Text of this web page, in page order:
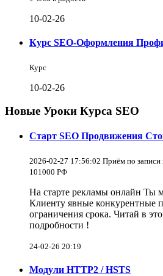
10-02-26
Курс SEO-Оформления
Курс
10-02-26
Новые Уроки Курса SEO
Старт SEO Продвижения
2026-02-27 17:56:02 Приём по записи
101000 РФ
На старте рекламы онлайн Ты
Клиенту явные конкурентные
ограничения срока. Читай в
подробности !
24-02-26 20:19
Модули HTTP2 / HSTS